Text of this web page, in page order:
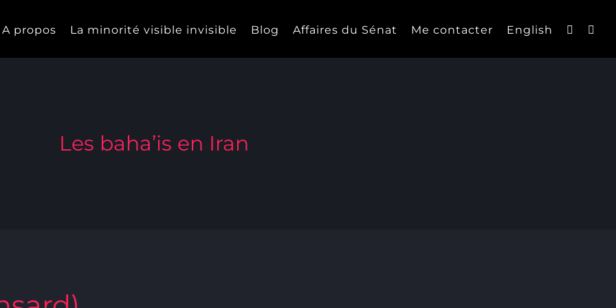
A propos La minorité visible invisible Blog Affaires du Sénat Me contacter English
Les baha’is en Iran